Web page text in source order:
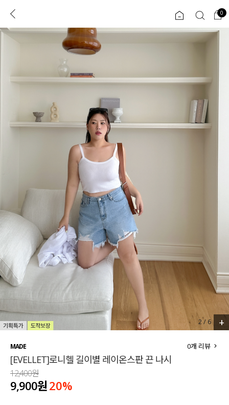
로그인 0
CATEGORY COMMUNITY
MADE
세트할인 ~30%
하객룩
티셔츠
팬츠
익스클루시브
아우터
티셔츠
니트
블라우스
원피스
팬츠
스커트
언더웨어
0
3/ 6 +
MADE
[EVELLET]로니헬 길이별 레이온스판 끈 나시
0개 리뷰
12,400원
9,900원 20%